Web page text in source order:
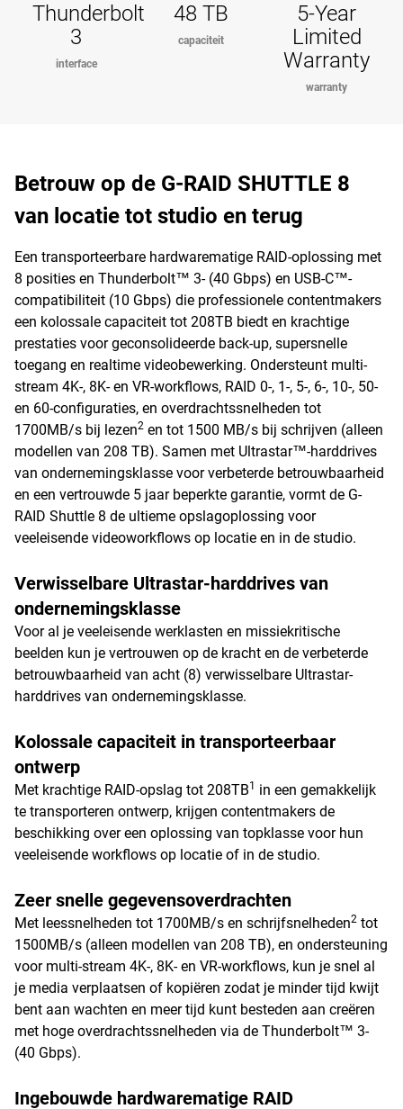
Thunderbolt
3
interface
48 TB
capaciteit
5-Year
Limited
Warranty
warranty
Betrouw op de G-RAID SHUTTLE 8
van locatie tot studio en terug
Een transporteerbare hardwarematige RAID-oplossing met
8 posities en Thunderbolt™ 3- (40 Gbps) en USB-C™-
compatibiliteit (10 Gbps) die professionele contentmakers
een kolossale capaciteit tot 208TB biedt en krachtige
prestaties voor geconsolideerde back-up, supersnelle
toegang en realtime videobewerking. Ondersteunt multi-
stream 4K-, 8K- en VR-workflows, RAID 0-, 1-, 5-, 6-, 10-, 50-
en 60-configuraties, en overdrachtssnelheden tot
1700MB/s bij lezen2 en tot 1500 MB/s bij schrijven (alleen
modellen van 208 TB). Samen met Ultrastar™-harddrives
van ondernemingsklasse voor verbeterde betrouwbaarheid
en een vertrouwde 5 jaar beperkte garantie, vormt de G-
RAID Shuttle 8 de ultieme opslagoplossing voor
veeleisende videoworkflows op locatie en in de studio.
Verwisselbare Ultrastar-harddrives van
ondernemingsklasse
Voor al je veeleisende werklasten en missiekritische
beelden kun je vertrouwen op de kracht en de verbeterde
betrouwbaarheid van acht (8) verwisselbare Ultrastar-
harddrives van ondernemingsklasse.
Kolossale capaciteit in transporteerbaar
ontwerp
Met krachtige RAID-opslag tot 208TB1
in een gemakkelijk
te transporteren ontwerp, krijgen contentmakers de
beschikking over een oplossing van topklasse voor hun
veeleisende workflows op locatie of in de studio.
Zeer snelle gegevensoverdrachten
Met leessnelheden tot 1700MB/s en schrijfsnelheden2 tot
1500MB/s (alleen modellen van 208 TB), en ondersteuning
voor multi-stream 4K-, 8K- en VR-workflows, kun je snel al
je media verplaatsen of kopiëren zodat je minder tijd kwijt
bent aan wachten en meer tijd kunt besteden aan creëren
met hoge overdrachtssnelheden via de Thunderbolt™ 3-
(40 Gbps).
Ingebouwde hardwarematige RAID